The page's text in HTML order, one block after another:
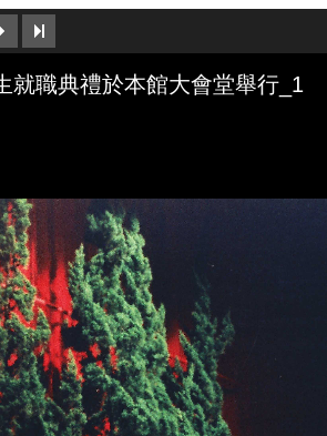
Next Image
就職典禮於本館大會堂舉行_1